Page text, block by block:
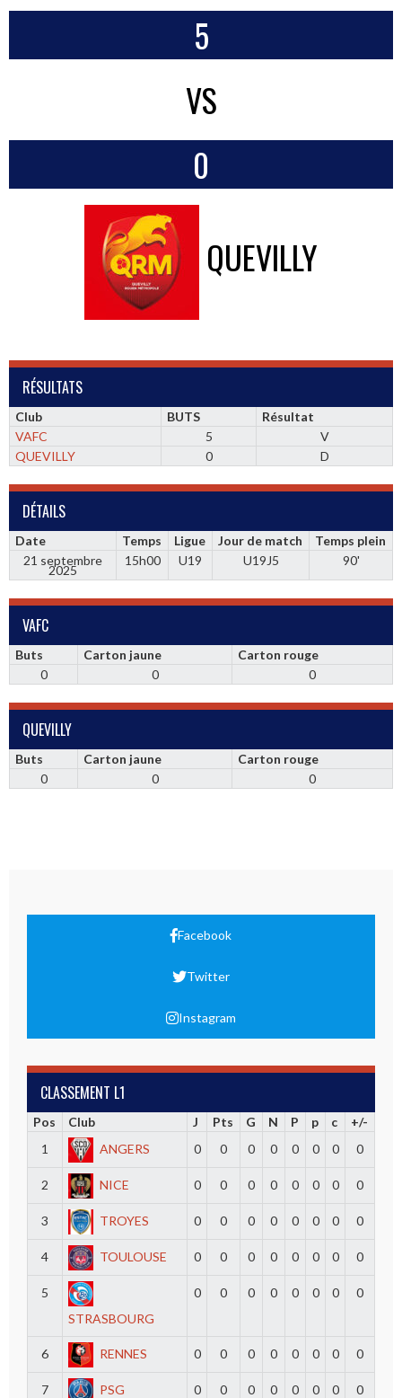
5
VS
0
QUEVILLY
RÉSULTATS
Club BUTS
Résultat
VAFC
5
V
QUEVILLY
0 D
DÉTAILS
Date Temps Ligue Jour de match
Temps plein
21 septembre
2025
15h00 U19 U19J5 90'
VAFC
Buts Carton jaune
Carton rouge
0
0 0
QUEVILLY
Buts Carton jaune
Carton rouge
0
0 0
Facebook
Twitter
Instagram
CLASSEMENT L1
Pos Club J Pts G N P p c
+/-
1
ANGERS 0 0 0 0 0 0 0 0
2 NICE 0 0 0 0 0 0 0 0
3 TROYES 0 0 0 0 0 0 0 0
4 TOULOUSE 0 0 0 0 0 0 0 0
5
STRASBOURG
0 0 0 0 0 0 0 0
6 RENNES 0 0 0 0 0 0 0 0
7 PSG 0 0 0 0 0 0 0 0